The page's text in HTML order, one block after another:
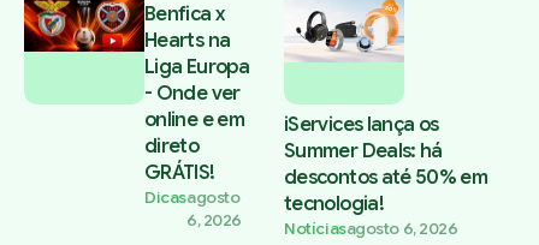
Benfica x
Hearts na
Liga Europa
- Onde ver
online e em
direto
GRÁTIS!
Dicasagosto
6, 2026
iServices lança os
Summer Deals: há
descontos até 50% em
tecnologia!
Notíciasagosto 6, 2026